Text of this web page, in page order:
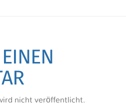
nicht veröffentlicht.